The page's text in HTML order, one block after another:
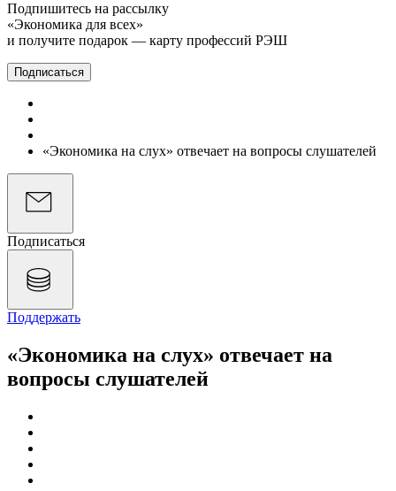
Подпишитесь на рассылку
«Экономика для всех»
и получите подарок — карту профессий РЭШ
Подписаться
«Экономика на слух» отвечает на вопросы слушателей
Подписаться
Поддержать
«Экономика на слух» отвечает на
вопросы слушателей